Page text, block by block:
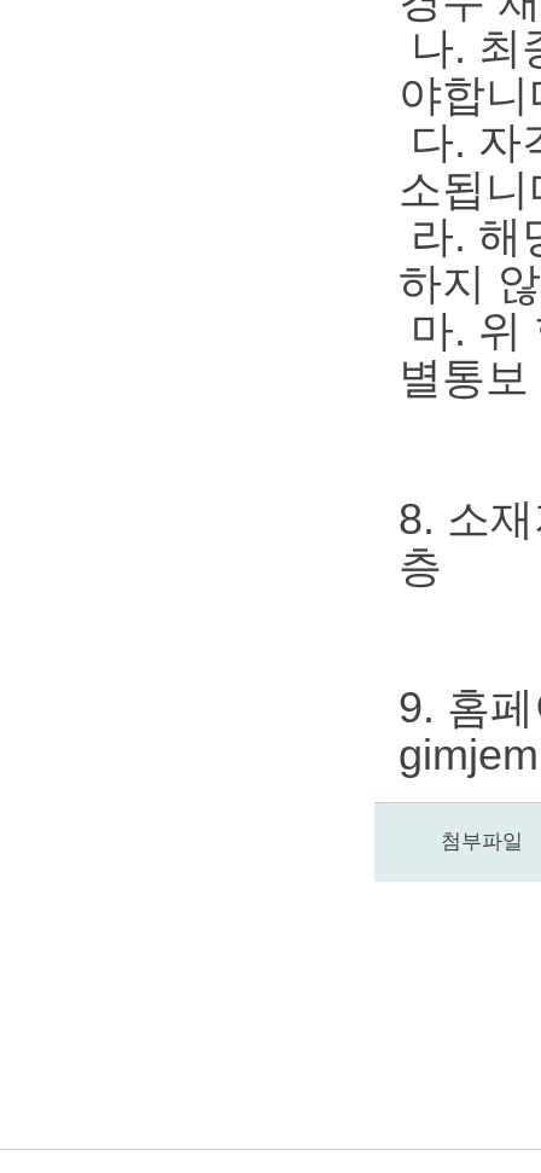
나. 최
야합니
다. 자
소됩니
라. 해
하지
마. 위
별통
8. 소
층
9. 홈
첨부파일